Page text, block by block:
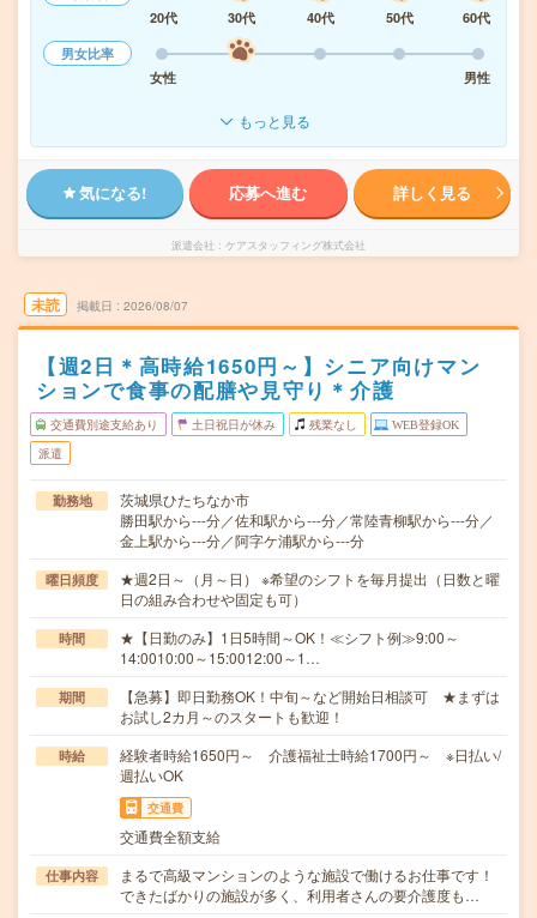
20代
30代 40代 50代
60代
男女比率
女性
男性
もっと見る
気になる! 応募へ進む 詳しく見る
派遣会社 ケアスタッフィング株式会社
未読 掲載日 2026/08/07
【週2日＊高時給1650円～】シニア向けマン
ションで食事の配膳や見守り＊介護
交通費別途支給あり 土日祝日が休み 残業なし WEB登録OK
派遣
勤務地
茨城県ひたちなか市
勝田駅から---分／佐和駅から---分／常陸青柳駅から---分／
金上駅から---分／阿字ケ浦駅から---分
曜日頻度
★週2日～（月～日） ※希望のシフトを毎月提出（日数と曜
日の組み合わせや固定も可）
時間
★【日勤のみ】1日5時間～OK！≪シフト例≫9:00～
14:0010:00～15:0012:00～1…
期間
【急募】即日勤務OK！中旬～など開始日相談可 ★まずは
お試し2カ月～のスタートも歓迎！
時給
経験者時給1650円～ 介護福祉士時給1700円～ ※日払い/
週払いOK
交通費
交通費全額支給
仕事内容
まるで高級マンションのような施設で働けるお仕事です！
できたばかりの施設が多く、利用者さんの要介護度も…